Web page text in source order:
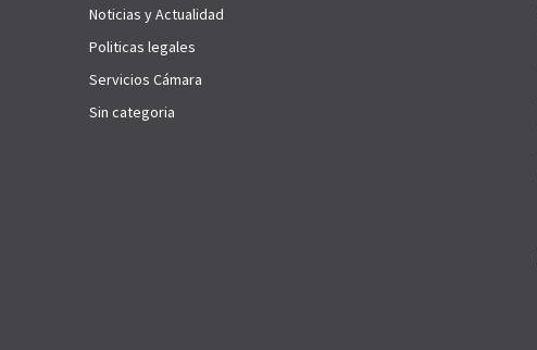
Noticias y Actualidad
Politicas legales
Servicios Cámara
Sin categoria